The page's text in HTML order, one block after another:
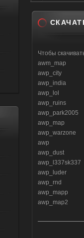
Чтобы
awm_map
awp_city
awp_india
awp_lol
awp_ruins
awp_park2005
awp_map
awp_warzone
awp
awp_dust
awp_l337sk337
awp_luder
awp_rnd
awp_mapp
awp_map2